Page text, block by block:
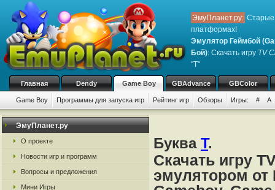
ЭмуПланет.ру: Старые
платформах!
Эмулятор Геймбой
Бой): Скачать игру TV
"T"
Главная Dendy Game Boy GBAdvance GBColor
Game Boy Программы для запуска игр Рейтинг игр Обзоры Игры: # A
ЭмуПланет.ру
О проекте
Новости игр и программ
Вопросы и предложения
Мини Игры
Буква T.
Скачать игру
эмулятором от